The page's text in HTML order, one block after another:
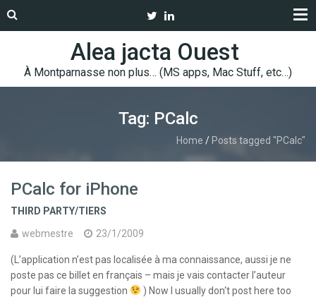
Alea jacta Ouest
À Montparnasse non plus… (MS apps, Mac Stuff, etc…)
Tag: PCalc
Home / Posts tagged "PCalc"
PCalc for iPhone
THIRD PARTY/TIERS
webmestre
23/1/2009
(L’application n’est pas localisée à ma connaissance, aussi je ne
poste pas ce billet en français – mais je vais contacter l’auteur
pour lui faire la suggestion
) Now I usually don‘t post here too